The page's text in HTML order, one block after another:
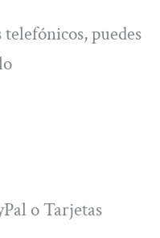
puedes
o Tarjetas